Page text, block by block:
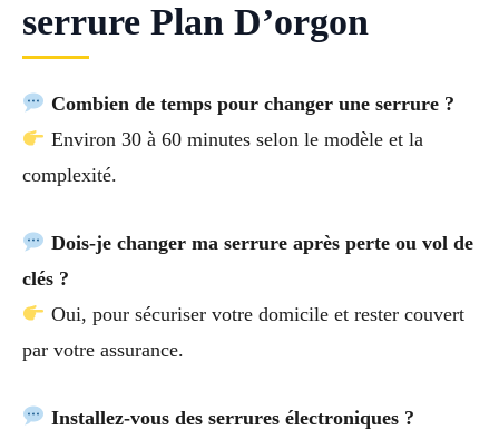
serrure Plan D’orgon
Combien de temps pour changer une serrure ?
Environ 30 à 60 minutes selon le modèle et la
complexité.
Dois-je changer ma serrure après perte ou vol de
clés ?
Oui, pour sécuriser votre domicile et rester couvert
par votre assurance.
Installez-vous des serrures électroniques ?